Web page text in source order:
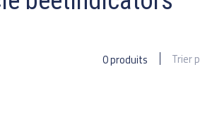
0 produits Trier